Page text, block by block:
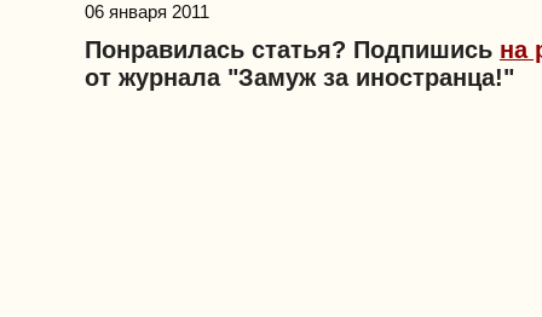
06 января 2011
Понравилась статья? Подпишись на
от журнала "Замуж за иностранца!"